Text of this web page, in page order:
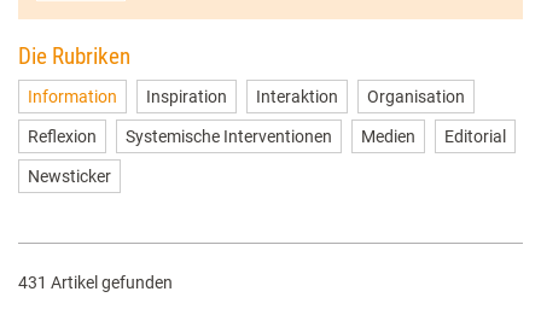
Die Rubriken
Information Inspiration Interaktion Organisation
Reflexion Systemische Interventionen Medien Editorial
Newsticker
431 Artikel gefunden